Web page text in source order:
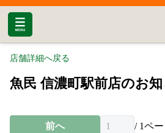
店舗詳細へ戻る
魚民 信濃町駅前店のお
前へ / 1ペ